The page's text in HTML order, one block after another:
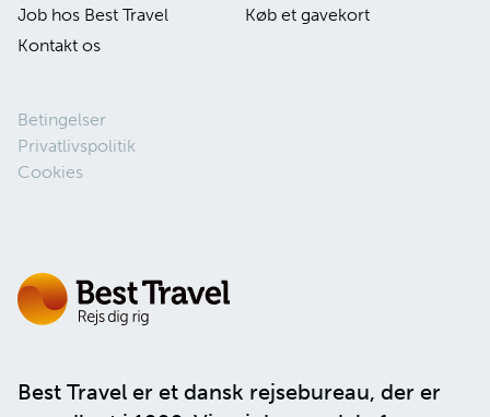
Best Travel er et dansk rejsebureau, der er
Job hos Best Travel
Køb et gavekort
Kontakt os
Betingelser
Privatlivspolitik
Cookies